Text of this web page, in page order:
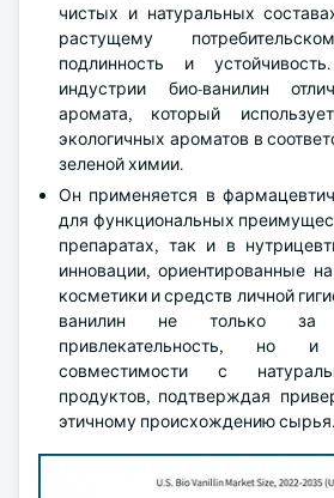
чистых и натуральных
растущему
подлинность и
индустрии био-ванилин
аромата, который
экологичных ароматов в
зеленой химии.
Он применяется в
для функциональных
препаратах, так и в
инновации, ориентированные
косметики и средств личной
ванилин не только за
привлекательность, но
совместимости с
продуктов, подтверждая
этичному происхождению сырья.